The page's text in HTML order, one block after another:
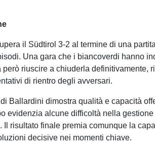
il Südtirol 3-2 al termine di una
Una gara che i biancoverdi hanno
però riuscire a chiuderla definitivamente,
di rientro degli avversari.
Ballardini dimostra qualità e capacità
evidenzia alcune difficoltà nella
Il risultato finale premia comunque la
decisive nei momenti chiave.